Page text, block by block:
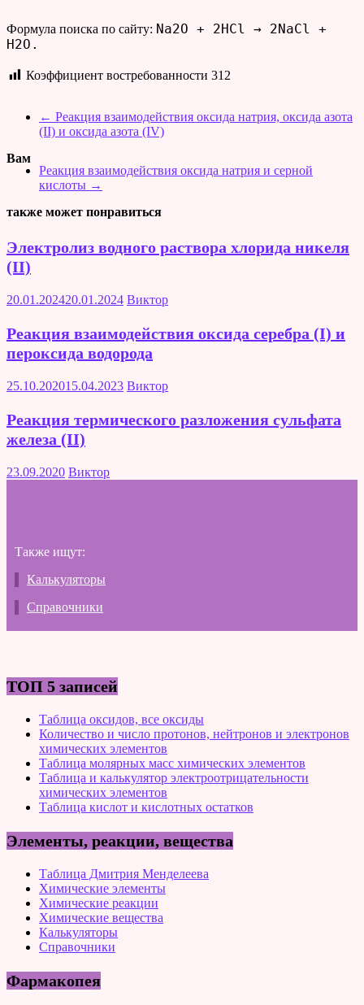
Формула поиска по сайту: Na2O + 2HCl → 2NaCl +
H2O.
Коэффициент востребованности 312
← Реакция взаимодействия оксида натрия, оксида азота
(II) и оксида азота (IV)
Реакция взаимодействия оксида натрия и серной
кислоты →
Вам
также может понравиться
Электролиз водного раствора хлорида никеля
(II)
20.01.202420.01.2024 Виктор
Реакция взаимодействия оксида серебра (I) и
пероксида водорода
25.10.202015.04.2023 Виктор
Реакция термического разложения сульфата
железа (II)
23.09.2020 Виктор
Также ищут:
Калькуляторы
Справочники
ТОП 5 записей
Таблица оксидов, все оксиды
Количество и число протонов, нейтронов и электронов
химических элементов
Таблица молярных масс химических элементов
Таблица и калькулятор электроотрицательности
химических элементов
Таблица кислот и кислотных остатков
Элементы, реакции, вещества
Таблица Дмитрия Менделеева
Химические элементы
Химические реакции
Химические вещества
Калькуляторы
Справочники
Фармакопея